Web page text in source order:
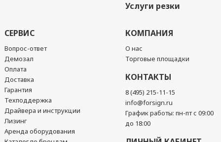
Услуги резки
СЕРВИС
Вопрос-ответ
Демозал
Оплата
Доставка
Гарантия
Техподдержка
Драйвера и инструкции
Лизинг
Аренда оборудования
КОМПАНИЯ
О нас
Торговые площадки
КОНТАКТЫ
8 (495) 215-11-15
info@forsign.ru
График работы: пн-пт с 09:00
до 18:00